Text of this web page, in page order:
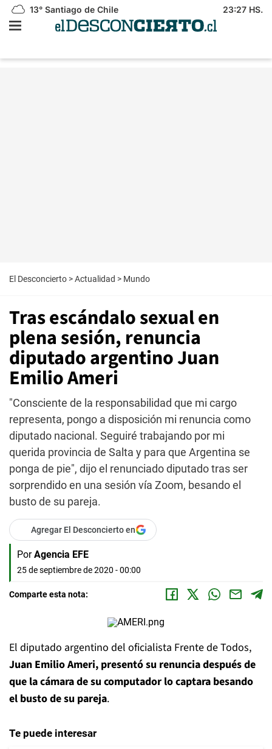
13° Santiago de Chile 23:27 HS.
El Desconcierto >Actualidad > Mundo
Tras escándalo sexual en
plena sesión, renuncia
diputado argentino Juan
Emilio Ameri
"Consciente de la responsabilidad que mi cargo
representa, pongo a disposición mi renuncia como
diputado nacional. Seguiré trabajando por mi
querida provincia de Salta y para que Argentina se
ponga de pie", dijo el renunciado diputado tras ser
sorprendido en una sesión vía Zoom, besando el
busto de su pareja.
Agregar El Desconcierto en
Por Agencia EFE
25 de septiembre de 2020 - 00:00
Comparte esta nota:
El diputado argentino del oficialista Frente de Todos,
Juan Emilio Ameri, presentó su renuncia después de
que la cámara de su computador lo captara besando
el busto de su pareja.
Te puede interesar